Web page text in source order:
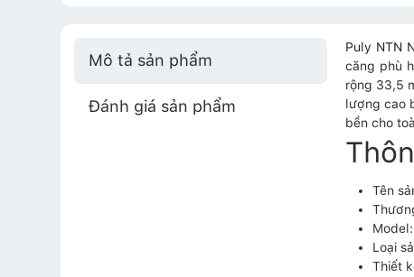
Mô tả sản phẩm
Đánh giá sản phẩm
Puly NTN
căng phù
rộng 33,5
lượng cao
bền cho
Tên
Loại
Thiết